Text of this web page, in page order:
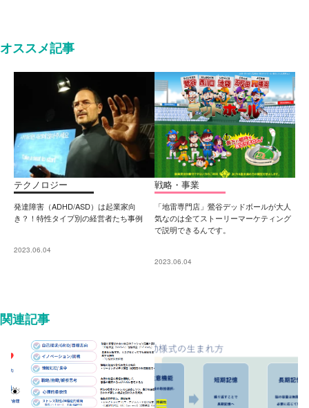
オススメ記事
テクノロジー
発達障害（ADHD/ASD）は起業家向
き？！特性タイプ別の経営者たち事例
2023.06.04
戦略・事業
「地雷専門店」鶯谷デッドボールが大人
気なのは全てストーリーマーケティング
で説明できるんです。
2023.06.04
関連記事